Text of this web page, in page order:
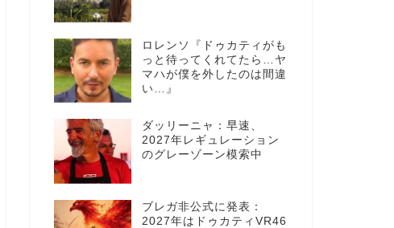
ロレンソ『ドゥカティがも
っと待ってくれてたら…ヤ
マハが僕を外したのは間違
い…』
ダッリーニャ：早速、
2027年レギュレーション
のグレーゾーン模索中
ブレガ非公式に発表：
2027年はドゥカティVR46